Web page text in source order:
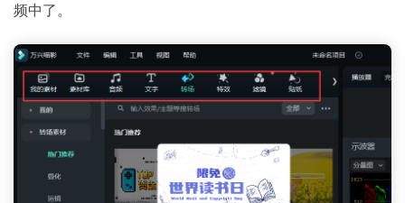
频中了。